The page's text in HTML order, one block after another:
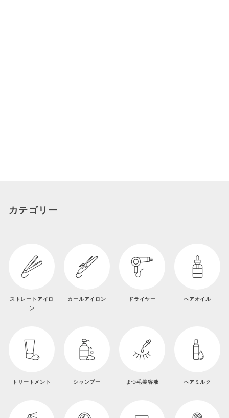
カテゴリー
ストレートアイロ
ン
カールアイロン ドライヤー ヘアオイル
トリートメント シャンプー まつ毛美容液 ヘアミルク